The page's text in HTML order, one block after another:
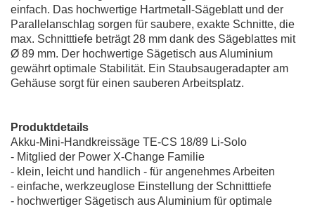
einfach. Das hochwertige Hartmetall-Sägeblatt und der
Parallelanschlag sorgen für saubere, exakte Schnitte, die
max. Schnitttiefe beträgt 28 mm dank des Sägeblattes mit
Ø 89 mm. Der hochwertige Sägetisch aus Aluminium
gewährt optimale Stabilität. Ein Staubsaugeradapter am
Gehäuse sorgt für einen sauberen Arbeitsplatz.
Produktdetails
Akku-Mini-Handkreissäge TE-CS 18/89 Li-Solo
- Mitglied der Power X-Change Familie
- klein, leicht und handlich - für angenehmes Arbeiten
- einfache, werkzeuglose Einstellung der Schnitttiefe
- hochwertiger Sägetisch aus Aluminium für optimale